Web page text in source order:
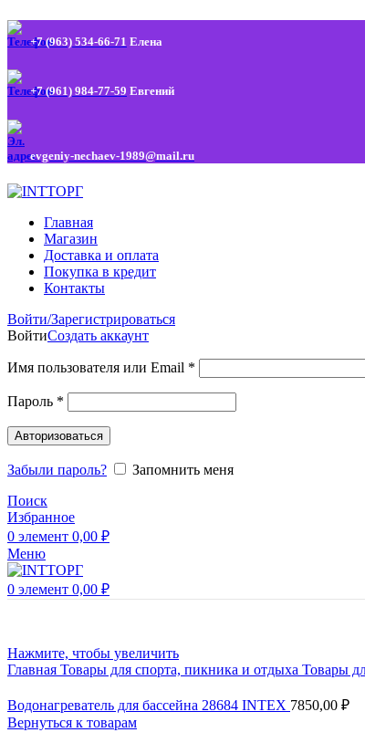
+7 (963) 534-66-71 Елена
+7 (961) 984-77-59 Евгений
evgeniy-nechaev-1989@mail.ru
Главная
Магазин
Доставка и оплата
Покупка в кредит
Контакты
Войти/Зарегистрироваться
ВойтиСоздать аккаунт
Имя пользователя или Email *
Пароль *
Авторизоваться
Забыли пароль?
Запомнить меня
Поиск
Избранное
0 элемент 0,00 ₽
Меню
0 элемент 0,00 ₽
Нажмите, чтобы увеличить
Главная Товары для спорта, пикника и отдыха Товары
Водонагреватель для бассейна 28684 INTEX 7850,00 ₽
Вернуться к товарам